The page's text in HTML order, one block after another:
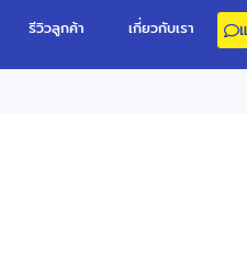
รีวิวลูกค้า เกี่ยวกับเรา